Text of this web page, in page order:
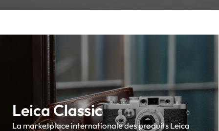
Leica Classic
La marketplace internationale des produits Leica